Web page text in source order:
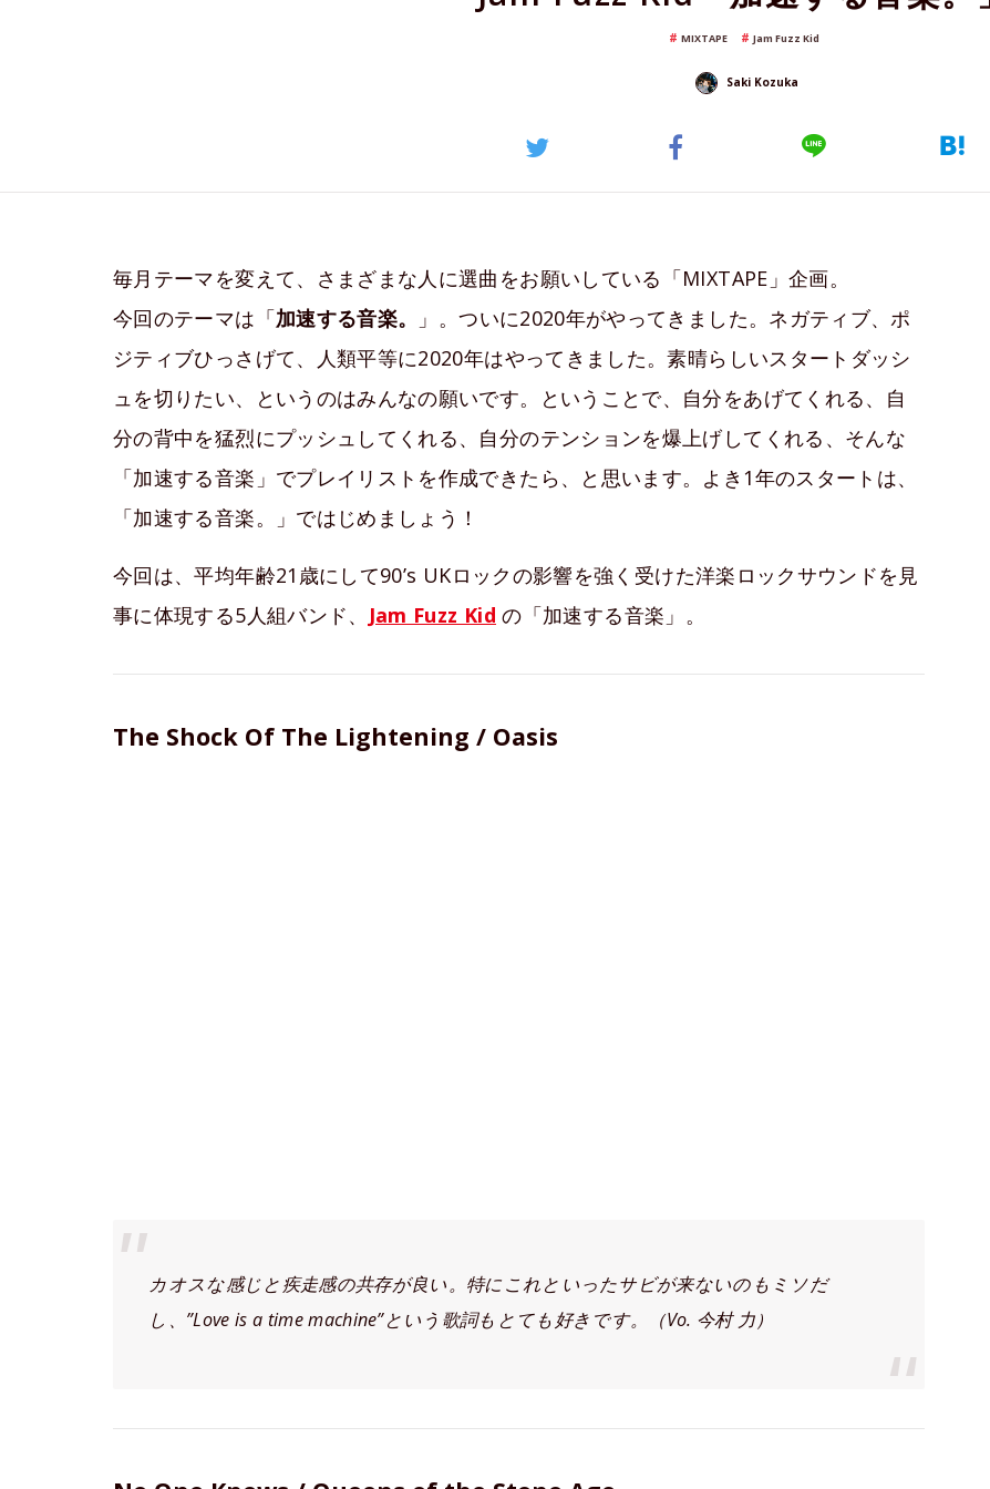
MIXTAPE Jam Fuzz Kid
Saki Kozuka
毎月テーマを変えて、さまざまな人に選曲をお願いしている「MIXTAPE」企画。
今回のテーマは「加速する音楽。
」。ついに2020年がやってきました。ネガティブ、ポ
ジティブひっさげて、人類平等に2020年はやってきました。素晴らしいスタートダッシ
ュを切りたい、というのはみんなの願いです。ということで、自分をあげてくれる、自
分の背中を猛烈にプッシュしてくれる、自分のテンションを爆上げしてくれる、そんな
「加速する音楽」でプレイリストを作成できたら、と思います。よき1年のスタートは、
「加速する音楽。」ではじめましょう！
今回は、平均年齢21歳にして90’s UKロックの影響を強く受けた洋楽ロックサウンドを見
事に体現する5人組バンド、 Jam Fuzz Kid の「加速する音楽」。
The Shock Of The Lightening / Oasis
カオスな感じと疾走感の共存が良い。特にこれといったサビが来ないのもミソだ
し、”Love is a time machine”という歌詞もとても好きです。（Vo. 今村 力）